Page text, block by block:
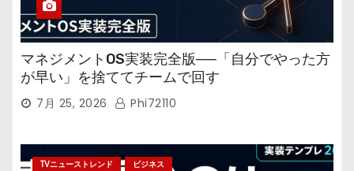
マネジメントOS実装完全版──「自分でやった方
が早い」を捨ててチームで回す
7月 25, 2026 Phi72110
TVニューストレンド ビジネス